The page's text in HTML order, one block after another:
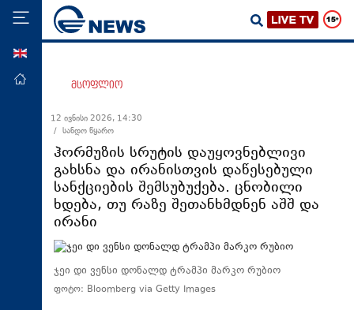
მთავარი
ეკონომიკა
მსოფლიო
ჯანდაცვა
საზოგადოება
რეგიონი
მსოფლიო
12 ივნისი 2026, 14:30
/ სანდო წყარო
ჰორმუზის სრუტის დაუყოვნებლივი
გახსნა და ირანისთვის დაწესებული
სანქციების შემსუბუქება. ცნობილი
ხდება, თუ რაზე შეთანხმდნენ აშშ და
ირანი
ჯეი დი ვენსი დონალდ ტრამპი მარკო რუბიო
ფოტო: Bloomberg via Getty Images